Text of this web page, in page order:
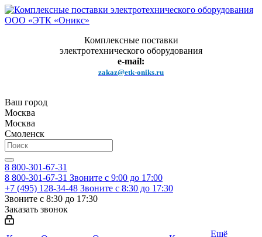
Комплексные поставки
электротехнического оборудования
e-mail:
zakaz@etk-oniks.ru
Ваш город
Москва
Москва
Смоленск
8 800-301-67-31
8 800-301-67-31 Звоните с 9:00 до 17:00
+7 (495) 128-34-48 Звоните с 8:30 до 17:30
Звоните с 8:30 до 17:30
Заказать звонок
Ещё